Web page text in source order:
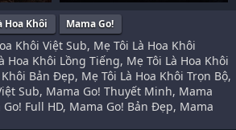
Hoa Khôi Mama Go!
Khôi Việt Sub, Mẹ Tôi Là Hoa Khôi
Hoa Khôi Lồng Tiếng, Mẹ Tôi Là Hoa Khôi
Bản Đẹp, Mẹ Tôi Là Hoa Khôi Trọn Bộ,
Sub, Mama Go! Thuyết Minh, Mama
Full HD, Mama Go! Bản Đẹp, Mama